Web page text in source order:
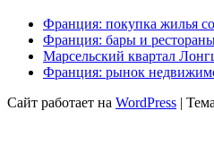
Франция: покупка жилья
Франция: бары и
Марсельский квартал
Франция: рынок
Сайт работает на WordPress |